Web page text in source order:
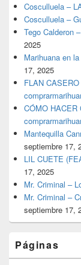
Cosculluela –
Cosculluela –
Tego Calderon
2025
Marihuana en
17, 2025
FLAN
CÓMO HACER
Mantequilla
septiembre 17,
LIL CUETE
17, 2025
Mr. Criminal –
Mr. Criminal –
septiembre 17,
Páginas